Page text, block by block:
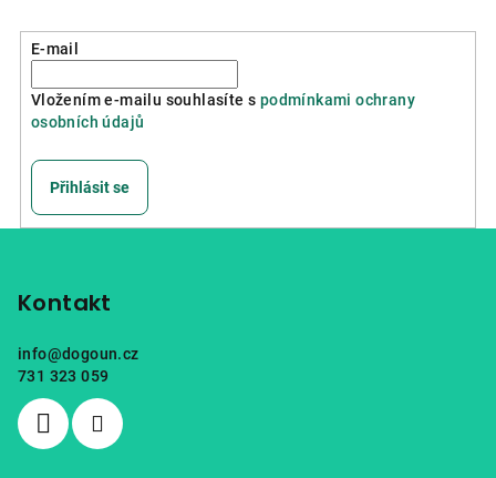
E-mail
Vložením e-mailu souhlasíte s podmínkami ochrany
osobních údajů
Přihlásit se
Kontakt
info@dogoun.cz
731 323 059